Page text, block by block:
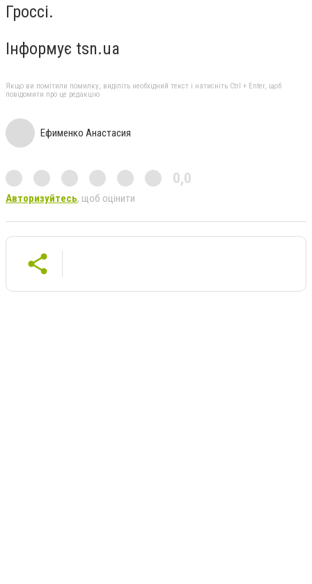
Гроссі.
Інформує tsn.ua
Якщо ви помітили помилку, виділіть необхідний текст і натисніть Ctrl + Enter, щоб
повідомити про це редакцію
Ефименко Анастасия
0,0
Авторизуйтесь, щоб оцінити